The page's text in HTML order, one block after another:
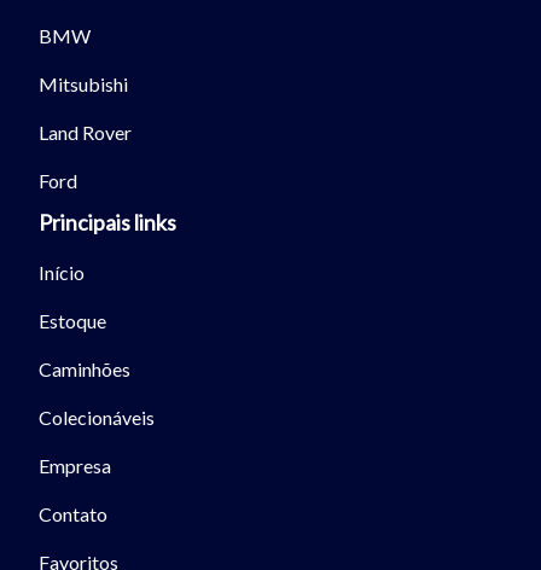
Tamanho do texto
Para aumentar ou diminuir a fonte em nosso site, utilize os
teclado.
BMW
Mitsubishi
Land Rover
Ford
Principais links
Início
Estoque
Caminhões
Colecionáveis
Empresa
Contato
Favoritos